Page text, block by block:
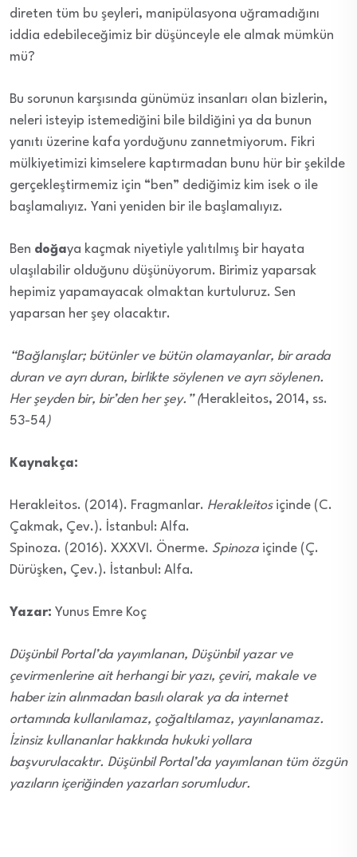
direten tüm bu şeyleri, manipülasyona uğramadığını
iddia edebileceğimiz bir düşünceyle ele almak mümkün
mü?
Bu sorunun karşısında günümüz insanları olan bizlerin,
neleri isteyip istemediğini bile bildiğini ya da bunun
yanıtı üzerine kafa yorduğunu zannetmiyorum. Fikri
mülkiyetimizi kimselere kaptırmadan bunu hür bir şekilde
gerçekleştirmemiz için “ben” dediğimiz kim isek o ile
başlamalıyız. Yani yeniden bir ile başlamalıyız.
Ben doğaya kaçmak niyetiyle yalıtılmış bir hayata
ulaşılabilir olduğunu düşünüyorum. Birimiz yaparsak
hepimiz yapamayacak olmaktan kurtuluruz. Sen
yaparsan her şey olacaktır.
“Bağlanışlar; bütünler ve bütün olamayanlar, bir arada
duran ve ayrı duran, birlikte söylenen ve ayrı söylenen.
Her şeyden bir, bir’den her şey.” (Herakleitos, 2014, ss.
53-54)
Kaynakça:
Herakleitos. (2014). Fragmanlar. Herakleitosiçinde (C.
Çakmak, Çev.). İstanbul: Alfa.
Spinoza. (2016). XXXVI. Önerme. Spinoza içinde (Ç.
Dürüşken, Çev.). İstanbul: Alfa.
Yazar: Yunus Emre Koç
Düşünbil Portal’da yayımlanan, Düşünbil yazar ve
çevirmenlerine ait herhangi bir yazı, çeviri, makale ve
haber izin alınmadan basılı olarak ya da internet
ortamında kullanılamaz, çoğaltılamaz, yayınlanamaz.
İzinsiz kullananlar hakkında hukuki yollara
başvurulacaktır. Düşünbil Portal’da yayımlanan tüm özgün
yazıların içeriğinden yazarları sorumludur.